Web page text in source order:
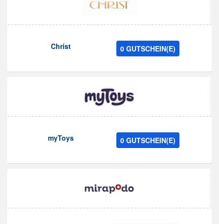
Christ 0 GUTSCHEIN(E)
myToys 0 GUTSCHEIN(E)